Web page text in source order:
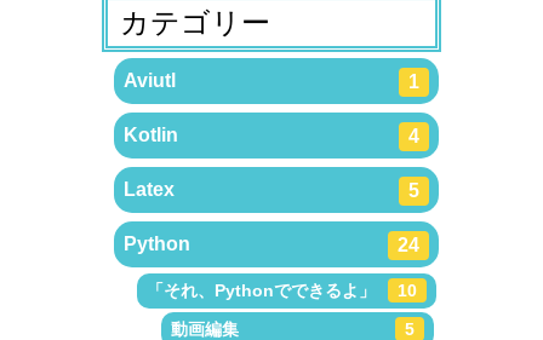
カテゴリー
Aviutl 1
Kotlin 4
Latex 5
Python 24
「それ、Pythonでできるよ」
10
動画編集
5